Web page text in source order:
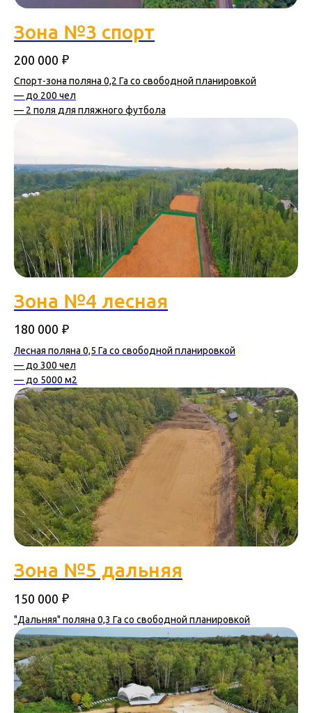
Зона №3 спорт
200 000 ₽
Спорт-зона поляна 0,2 Га со свободной планировкой
— до 200 чел
— 2 поля для пляжного футбола
Зона №4 лесная
180 000 ₽
Лесная поляна 0,5 Га со свободной планировкой
— до 300 чел
— до 5000 м2
Зона №5 дальняя
150 000 ₽
"Дальняя" поляна 0,3 Га со свободной планировкой